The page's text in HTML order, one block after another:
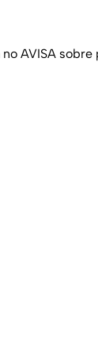
AVISA sobre